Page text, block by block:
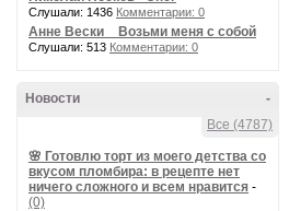
Слушали: 1436 Комментарии: 0
Анне Вески _ Возьми меня с собой
Слушали: 513 Комментарии: 0
-
Новости
Все (4787)
🌸 Готовлю торт из моего детства со
вкусом пломбира: в рецепте нет
ничего сложного и всем нравится -
(0)